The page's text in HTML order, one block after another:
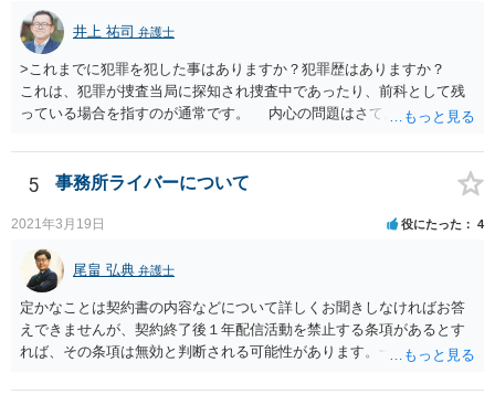
井上 祐司 弁護士
>これまでに犯罪を犯した事はありますか？犯罪歴はありますか？
これは、犯罪が捜査当局に探知され捜査中であったり、前科として残
っている場合を指すのが通常です。 内心の問題はさておき、ご質問
5 事務所ライバーについて
2021年3月19日 役にたった 4
尾畠 弘典 弁護士
定かなことは契約書の内容などについて詳しくお聞きしなければお答
えできませんが、契約終了後１年配信活動を禁止する条項があるとす
れば、その条項は無効と判断される可能性があります。一度実際に弁
した方がよろしいかと存じます。